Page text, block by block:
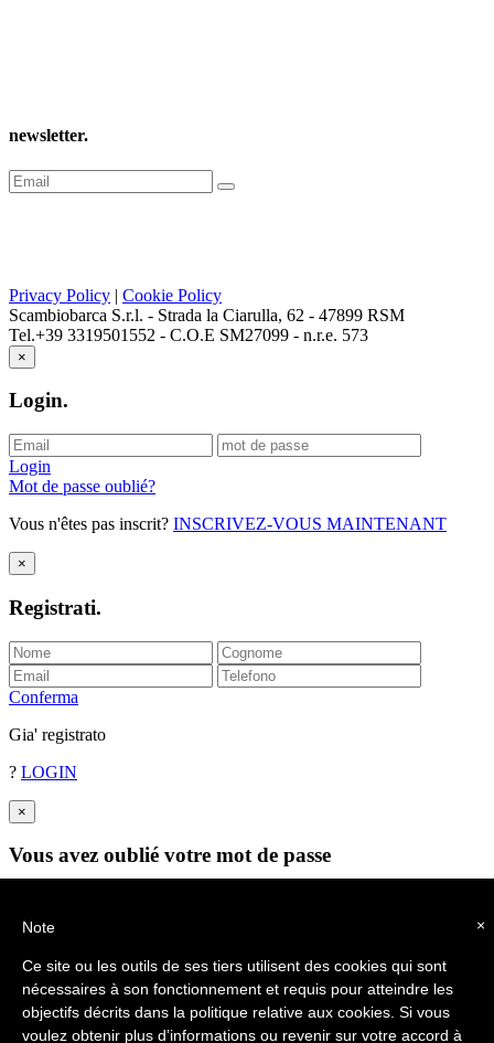
newsletter.
Privacy Policy | Cookie Policy
Scambiobarca S.r.l. - Strada la Ciarulla, 62 - 47899 RSM
Tel.+39 3319501552 - C.O.E SM27099 - n.r.e. 573
×
Login.
Login
Mot de passe oublié?
Vous n'êtes pas inscrit? INSCRIVEZ-VOUS MAINTENANT
×
Registrati.
Conferma
Gia' registrato
? LOGIN
×
Vous avez oublié votre mot de passe
Nous vous enverrons votre mot de passe
Envoyer
×
Note
Ce site ou les outils de ses tiers utilisent des cookies qui sont
nécessaires à son fonctionnement et requis pour atteindre les
objectifs décrits dans la politique relative aux cookies. Si vous
voulez obtenir plus d’informations ou revenir sur votre accord à